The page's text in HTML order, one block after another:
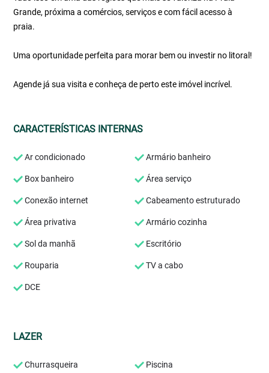
Grande, próxima a comércios, serviços e com fácil acesso à
praia.
Uma oportunidade perfeita para morar bem ou investir no litoral!
Agende já sua visita e conheça de perto este imóvel incrível.
CARACTERÍSTICAS INTERNAS
Ar condicionado Armário banheiro
Box banheiro Área serviço
Conexão internet Cabeamento estruturado
Área privativa Armário cozinha
Sol da manhã Escritório
Rouparia TV a cabo
DCE
LAZER
Churrasqueira Piscina